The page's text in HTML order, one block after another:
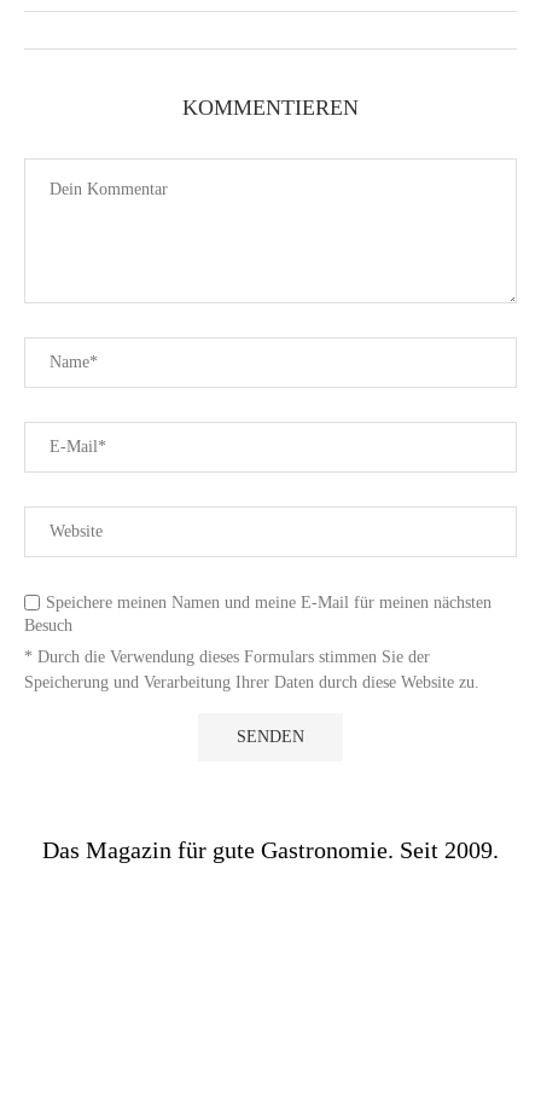
KOMMENTIEREN
Speichere meinen Namen und meine E-Mail für meinen nächsten
Besuch
* Durch die Verwendung dieses Formulars stimmen Sie der
Speicherung und Verarbeitung Ihrer Daten durch diese Website zu.
Das Magazin für gute Gastronomie. Seit 2009.